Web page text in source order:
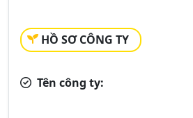
HỒ SƠ CÔNG TY
Tên công ty: